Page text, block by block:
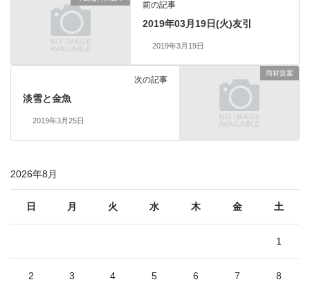
前の記事
2019年03月19日(火)友引
2019年3月19日
商材提案
次の記事
淡雪と金魚
2019年3月25日
2026年8月
日 月 火 水 木 金 土
1
2 3 4 5 6 7 8